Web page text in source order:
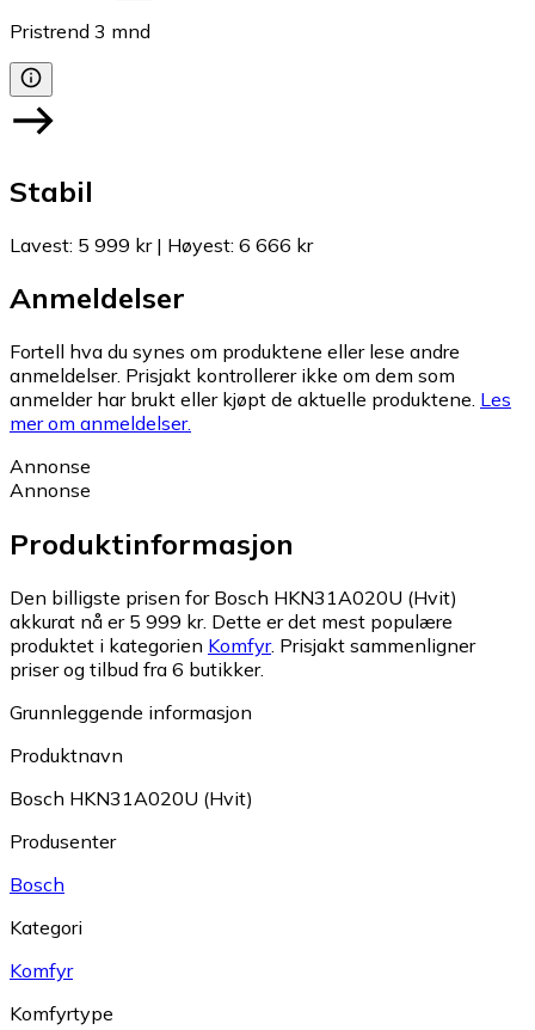
Pristrend 3 mnd
Stabil
Lavest: 5 999 kr| Høyest: 6 666 kr
Anmeldelser
Fortell hva du synes om produktene eller lese andre
anmeldelser. Prisjakt kontrollerer ikke om dem som
anmelder har brukt eller kjøpt de aktuelle produktene. Les
mer om anmeldelser.
Annonse
Annonse
Produktinformasjon
Den billigste prisen for Bosch HKN31A020U (Hvit)
akkurat nå er 5 999 kr. Dette er det mest populære
produktet i kategorien Komfyr. Prisjakt sammenligner
priser og tilbud fra 6 butikker.
Grunnleggende informasjon
Produktnavn
Bosch HKN31A020U (Hvit)
Produsenter
Bosch
Kategori
Komfyr
Komfyrtype